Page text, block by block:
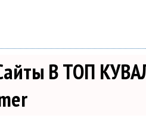
В ТОП